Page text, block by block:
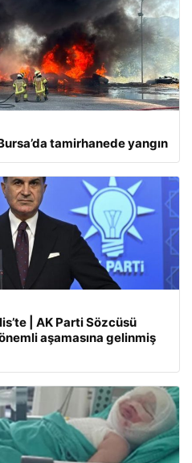
tamirhanede yangın
| AK Parti Sözcüsü
aşamasına gelinmiş